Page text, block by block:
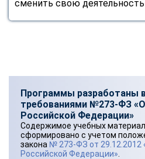
сменить свою
Программы разработаны
требованиями №273-ФЗ
Российской Федерации»
Содержимое учебных
сформировано с учетом
закона № 273-ФЗ от 29.12.2012
Российской Федерации»